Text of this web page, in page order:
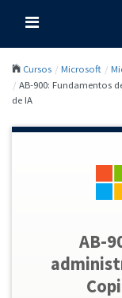
Cursos Microsoft
AB-900: Fundamentos
de IA
AB-